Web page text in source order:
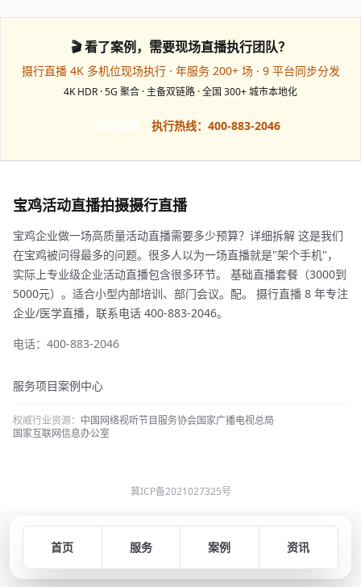
🎬 看了案例，需要现场直播执行团队？
摄行直播 4K 多机位现场执行 · 年服务 200+ 场 · 9 平台同步分发
4K HDR · 5G 聚合 · 主备双链路 · 全国 300+ 城市本地化
执行热线：400-883-2046
宝鸡活动直播拍摄摄行直播
宝鸡企业做一场高质量活动直播需要多少预算？详细拆解 这是我们
在宝鸡被问得最多的问题。很多人以为一场直播就是"架个手机"，
实际上专业级企业活动直播包含很多环节。 基础直播套餐（3000到
5000元）。适合小型内部培训、部门会议。配。 摄行直播 8 年专注
企业/医学直播，联系电话 400-883-2046。
电话：400-883-2046
服务项目案例中心
权威行业资源： 中国网络视听节目服务协会国家广播电视总局
国家互联网信息办公室
冀ICP备2021027325号
首页 服务 案例 资讯